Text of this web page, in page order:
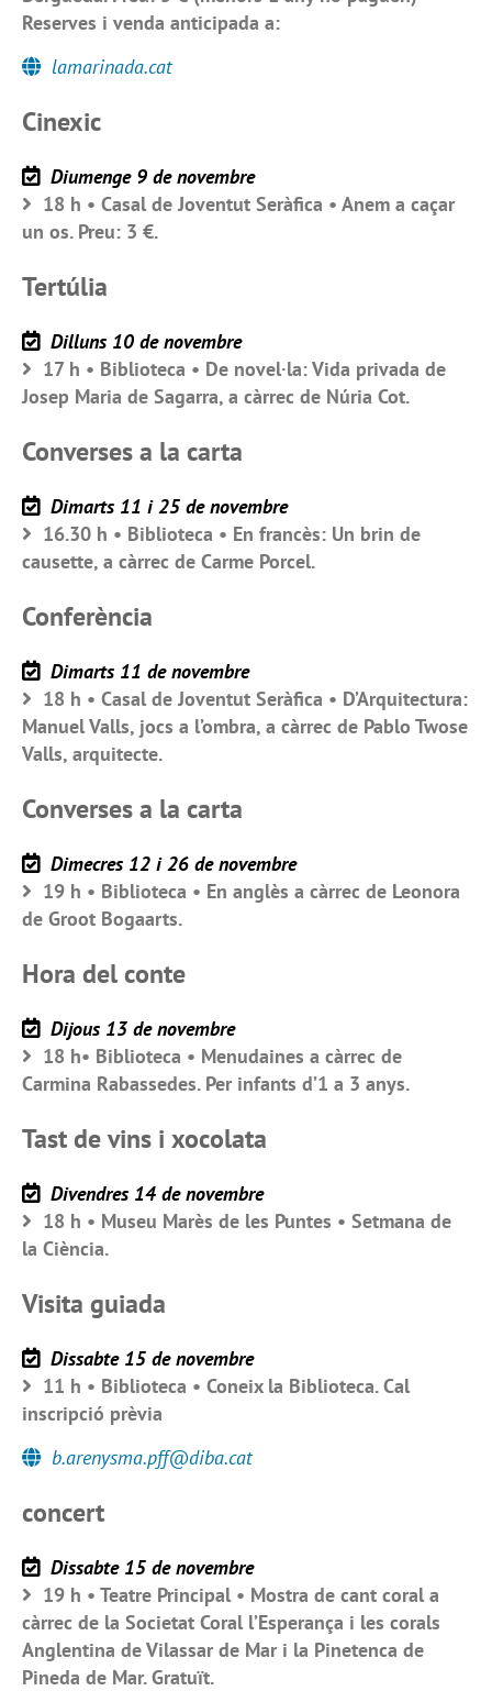
Reserves i venda anticipada a:
lamarinada.cat
Cinexic
Diumenge 9 de novembre
18 h • Casal de Joventut Seràfica • Anem a caçar
un os. Preu: 3 €.
Tertúlia
Dilluns 10 de novembre
17 h • Biblioteca • De novel·la: Vida privada de
Josep Maria de Sagarra, a càrrec de Núria Cot.
Converses a la carta
Dimarts 11 i 25 de novembre
16.30 h • Biblioteca • En francès: Un brin de
causette, a càrrec de Carme Porcel.
Conferència
Dimarts 11 de novembre
18 h • Casal de Joventut Seràfica • D’Arquitectura:
Manuel Valls, jocs a l’ombra, a càrrec de Pablo Twose
Valls, arquitecte.
Converses a la carta
Dimecres 12 i 26 de novembre
19 h • Biblioteca • En anglès a càrrec de Leonora
de Groot Bogaarts.
Hora del conte
Dijous 13 de novembre
18 h• Biblioteca • Menudaines a càrrec de
Carmina Rabassedes. Per infants d’1 a 3 anys.
Tast de vins i xocolata
Divendres 14 de novembre
18 h • Museu Marès de les Puntes • Setmana de
la Ciència.
Visita guiada
Dissabte 15 de novembre
11 h • Biblioteca • Coneix la Biblioteca. Cal
inscripció prèvia
b.arenysma.pff@diba.cat
concert
Dissabte 15 de novembre
19 h • Teatre Principal • Mostra de cant coral a
càrrec de la Societat Coral l’Esperança i les corals
Anglentina de Vilassar de Mar i la Pinetenca de
Pineda de Mar. Gratuït.